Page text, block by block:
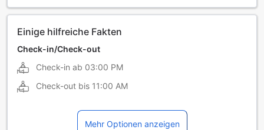
Einige hilfreiche Fakten
Check-in/Check-out
Check-in ab 03:00 PM
Check-out bis 11:00 AM
Mehr Optionen anzeigen